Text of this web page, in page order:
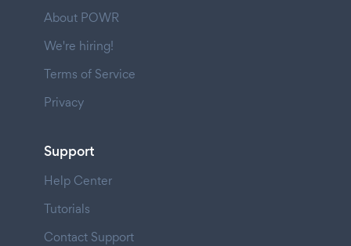
About POWR
We're hiring!
Terms of Service
Privacy
Support
Help Center
Tutorials
Contact Support